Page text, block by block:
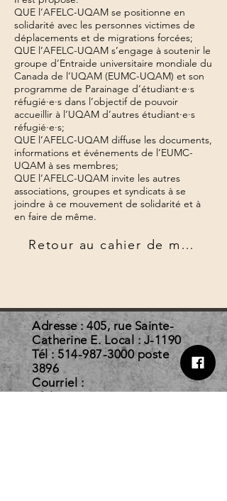
QUE l’AFELC-UQAM se positionne en
solidarité avec les personnes victimes de
déplacements et de migrations forcées;
QUE l’AFELC-UQAM s’engage à soutenir le
groupe d’Entraide universitaire mondiale du
Canada de l’UQAM (EUMC-UQAM) et son
programme de Parainage d’étudiant·e·s
réfugié·e·s dans l’objectif de pouvoir
accueillir à l’UQAM d’autres étudiant·e·s
réfugié·e·s;
QUE l’AFELC-UQAM diffuse les documents,
informations et événements de l’EUMC-
UQAM à ses membres;
QUE l’AFELC-UQAM invite les autres
associations, groupes et syndicats à se
joindre à ce mouvement de solidarité et à
en faire de même.
Retour au cahier de mandats
Adresse : 405, rue Sainte-
Catherine E. Local : J-1190
Tél :514-987-3000poste
3896
Courriel :